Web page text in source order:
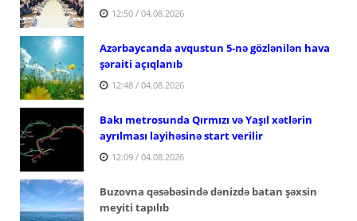
12:50 / 04.08.2026
Azərbaycanda avqustun 5-nə gözlənilən hava
şəraiti açıqlanıb
12:48 / 04.08.2026
Bakı metrosunda Qırmızı və Yaşıl xətlərin
ayrılması layihəsinə start verilir
12:09 / 04.08.2026
Buzovna qəsəbəsində dənizdə batan şəxsin
meyiti tapılıb